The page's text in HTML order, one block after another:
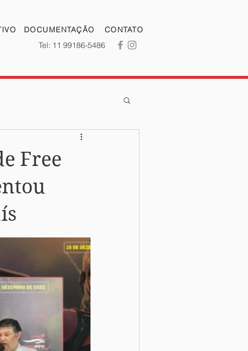
DOCUMENTAÇÃO CONTATO
Tel: 11 99186-5486
Free